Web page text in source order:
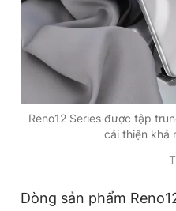
Reno12 Series được tập
cải thiện khả
Dòng sản phẩm